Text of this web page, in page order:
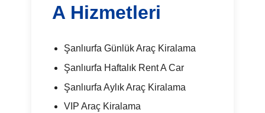
A Hizmetleri
Şanlıurfa Günlük Araç Kiralama
Şanlıurfa Haftalık Rent A Car
Şanlıurfa Aylık Araç Kiralama
VIP Araç Kiralama